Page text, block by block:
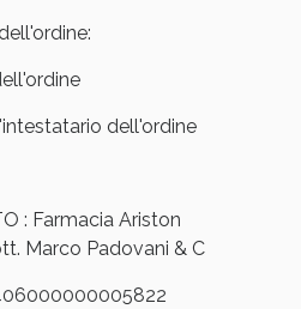
dell'ordine
: Farmacia Ariston
Marco Padovani & C
Sconti fino al 45% oggi!